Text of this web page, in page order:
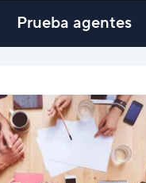
Prueba agentes